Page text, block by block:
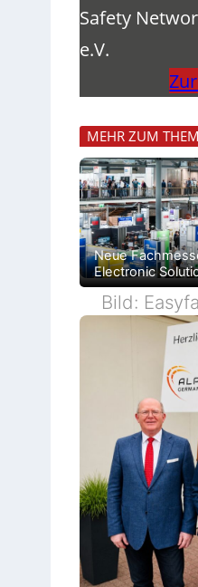
Safety
e.V.
MEHR ZUM
Neue
Electronic
Bild: